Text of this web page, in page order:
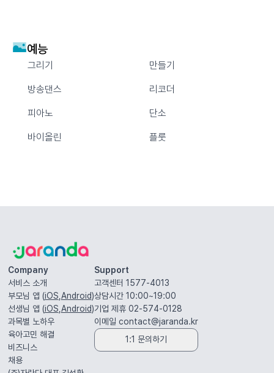
예능
그리기 만들기
방송댄스 리코더
피아노 단소
바이올린 플룻
Company
서비스 소개
부모님 앱 (iOS Android)
선생님 앱 (iOS Android)
과목별 노하우
육아고민 해결
비즈니스
채용
Support
고객센터 1577-4013
상담시간 10:00~19:00
기업 제휴 02-574-0128
이메일 contact@jaranda.kr
1:1 문의하기